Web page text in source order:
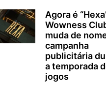
Agora é
Wowness
muda de
campanha
publicitária
a temporada
jogos